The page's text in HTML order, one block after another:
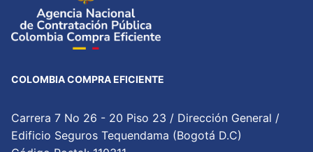
COLOMBIA COMPRA EFICIENTE
Carrera 7 No 26 - 20 Piso 23 / Dirección General /
Edificio Seguros Tequendama (Bogotá D.C)